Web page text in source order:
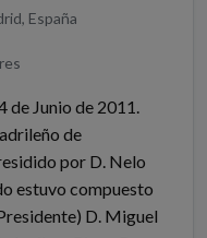
España
de Junio de 2011.
de
por D. Nelo
estuvo compuesto
D. Miguel